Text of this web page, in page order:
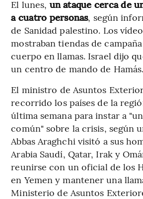
El lunes, un ataque cerca de
a cuatro personas, según
de Sanidad palestino. Los
mostraban tiendas de
cuerpo en llamas. Israel dijo
un centro de mando de Hamás.
El ministro de Asuntos
recorrido los países de la
última semana para instar a
común" sobre la crisis, según
Abbas Araghchi visitó a sus
Arabia Saudí, Qatar, Irak y
reunirse con un oficial de los
en Yemen y mantener una
Ministerio de Asuntos